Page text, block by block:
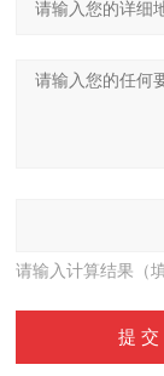
请输入计算结果（